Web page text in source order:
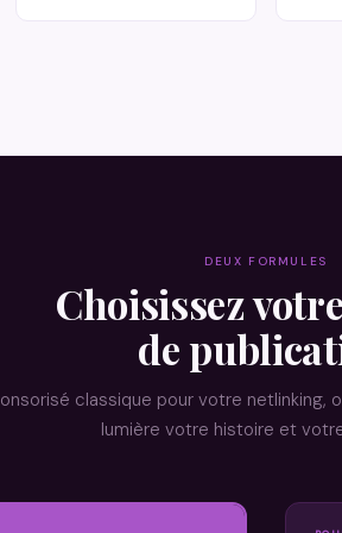
DEUX FORMULES
Choisissez
de
classique pour votre netlinking,
lumière votre histoire et